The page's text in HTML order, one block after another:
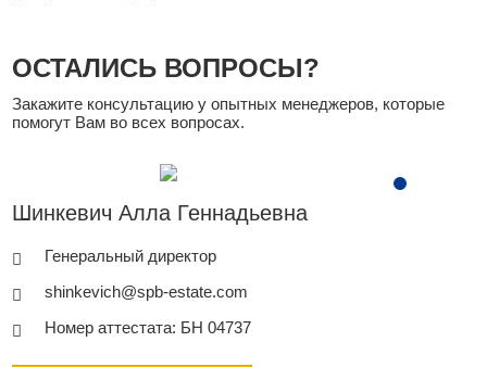
ОСТАЛИСЬ ВОПРОСЫ?
Закажите консультацию у опытных менеджеров, которые
помогут Вам во всех вопросах.
Шинкевич Алла Геннадьевна
Генеральный директор
shinkevich@spb-estate.com
Номер аттестата: БН 04737